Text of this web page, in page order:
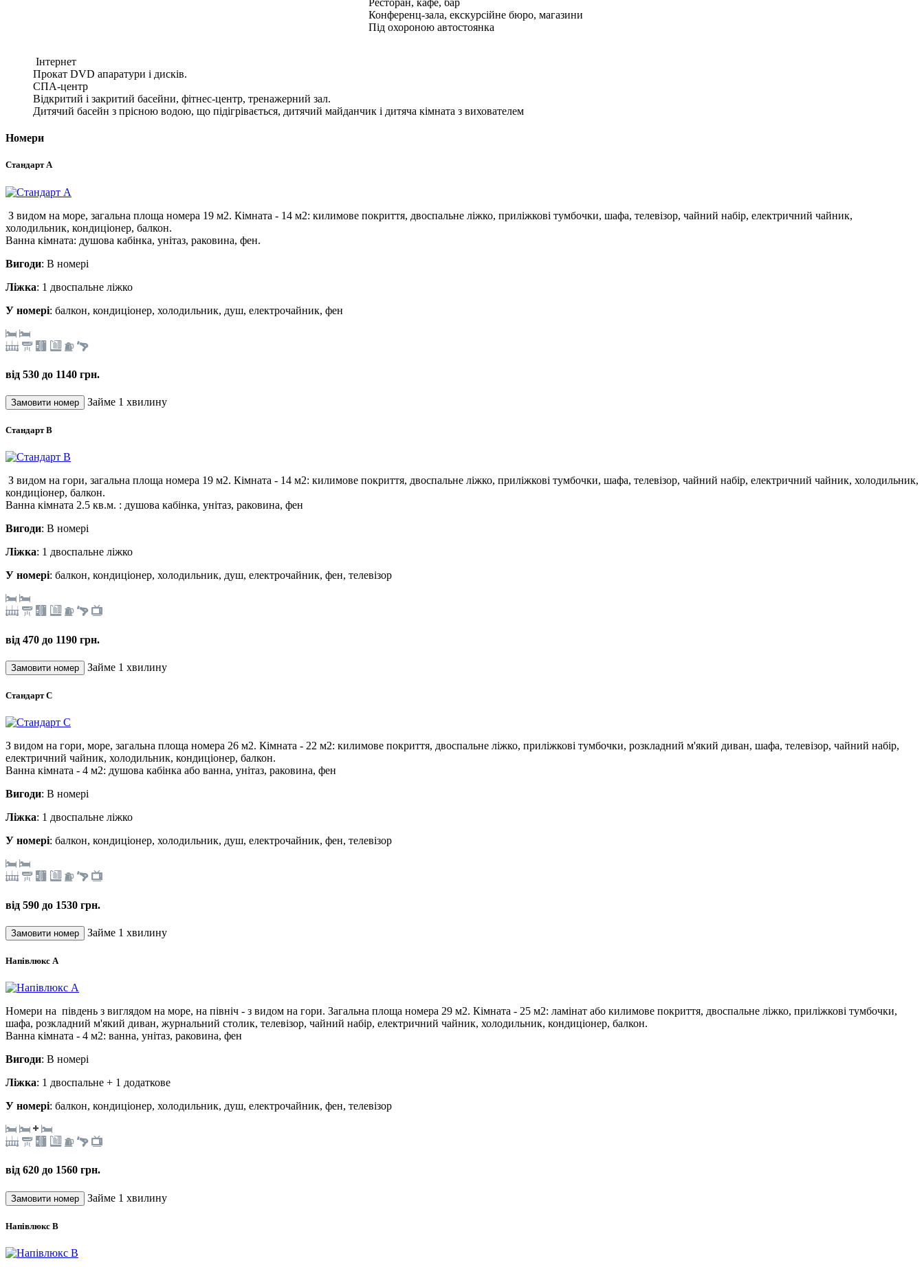
Ресторан, кафе, бар
Конференц-зала, екскурсійне бюро, магазини
Під охороною автостоянка
Інтернет
Прокат DVD апаратури і дисків.
СПА-центр
Відкритий і закритий басейни, фітнес-центр, тренажерний зал.
Дитячий басейн з прісною водою, що підігрівається, дитячий майданчик і дитяча кімната з вихователем
Номери
Стандарт А
З видом на море, загальна площа номера 19 м2. Кімната - 14 м2: килимове покриття, двоспальне ліжко, приліжкові тумбочки, шафа, телевізор, чайний набір, електричний чайник,
холодильник, кондиціонер, балкон.
Ванна кімната: душова кабінка, унітаз, раковина, фен.
Вигоди: В номері
Ліжка: 1 двоспальне ліжко
У номері: балкон, кондиціонер, холодильник, душ, електрочайник, фен
від 530 до 1140 грн.
Займе 1 хвилину
Стандарт В
З видом на гори, загальна площа номера 19 м2. Кімната - 14 м2: килимове покриття, двоспальне ліжко, приліжкові тумбочки, шафа, телевізор, чайний набір, електричний чайник, холодильник,
кондиціонер, балкон.
Ванна кімната 2.5 кв.м. : душова кабінка, унітаз, раковина, фен
Вигоди: В номері
Ліжка: 1 двоспальне ліжко
У номері: балкон, кондиціонер, холодильник, душ, електрочайник, фен, телевізор
від 470 до 1190 грн.
Займе 1 хвилину
Стандарт С
З видом на гори, море, загальна площа номера 26 м2. Кімната - 22 м2: килимове покриття, двоспальне ліжко, приліжкові тумбочки, розкладний м'який диван, шафа, телевізор, чайний набір,
електричний чайник, холодильник, кондиціонер, балкон.
Ванна кімната - 4 м2: душова кабінка або ванна, унітаз, раковина, фен
Вигоди: В номері
Ліжка: 1 двоспальне ліжко
У номері: балкон, кондиціонер, холодильник, душ, електрочайник, фен, телевізор
від 590 до 1530 грн.
Займе 1 хвилину
Напівлюкс А
Номери на південь з виглядом на море, на північ - з видом на гори. Загальна площа номера 29 м2. Кімната - 25 м2: ламінат або килимове покриття, двоспальне ліжко, приліжкові тумбочки,
шафа, розкладний м'який диван, журнальний столик, телевізор, чайний набір, електричний чайник, холодильник, кондиціонер, балкон.
Ванна кімната - 4 м2: ванна, унітаз, раковина, фен
Вигоди: В номері
Ліжка: 1 двоспальне + 1 додаткове
У номері: балкон, кондиціонер, холодильник, душ, електрочайник, фен, телевізор
від 620 до 1560 грн.
Займе 1 хвилину
Напівлюкс В